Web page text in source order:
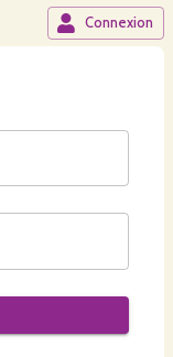
Connexion